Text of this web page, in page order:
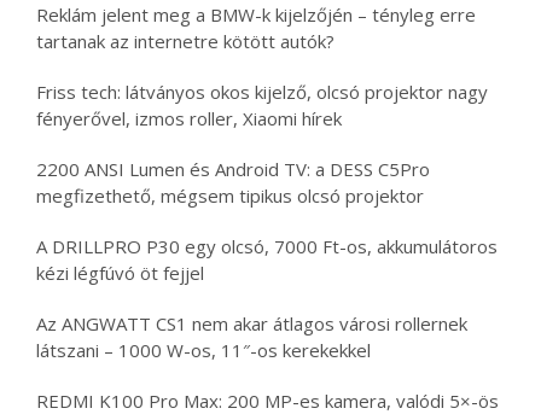
Reklám jelent meg a BMW-k kijelzőjén – tényleg erre
tartanak az internetre kötött autók?
Friss tech: látványos okos kijelző, olcsó projektor nagy
fényerővel, izmos roller, Xiaomi hírek
2200 ANSI Lumen és Android TV: a DESS C5Pro
megfizethető, mégsem tipikus olcsó projektor
A DRILLPRO P30 egy olcsó, 7000 Ft-os, akkumulátoros
kézi légfúvó öt fejjel
Az ANGWATT CS1 nem akar átlagos városi rollernek
látszani – 1000 W-os, 11″-os kerekekkel
REDMI K100 Pro Max: 200 MP-es kamera, valódi 5×-ös